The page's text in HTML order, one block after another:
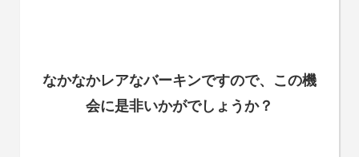
なかなかレアなバーキンですので、この機
会に是非いかがでしょうか？